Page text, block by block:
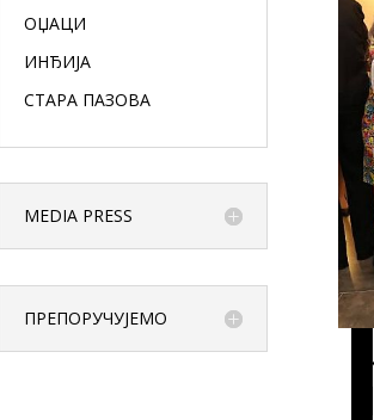
ОЏАЦИ
ИНЂИЈА
СТАРА ПАЗОВА
MEDIA PRESS
ПРЕПОРУЧУЈЕМО